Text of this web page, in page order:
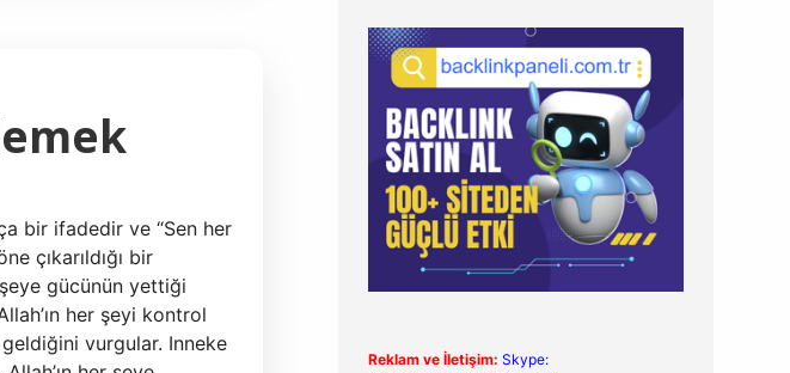
bir ifadedir ve “Sen her
çıkarıldığı bir
gücünün yettiği
her şeyi kontrol
vurgular. Inneke
Reklam ve İletişim: Skype: